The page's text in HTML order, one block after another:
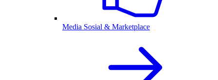
Media Sosial & Marketplace